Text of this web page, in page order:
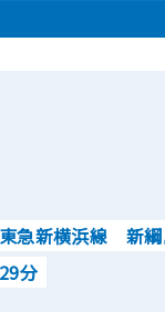
東急新横浜線 新
分